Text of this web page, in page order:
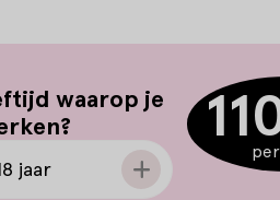
waarop je
jaar